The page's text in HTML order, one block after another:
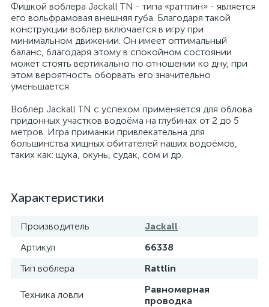
Фишкой воблера Jackall TN - типа «раттлин» - является
его вольфрамовая внешняя губа. Благодаря такой
конструкции воблер включается в игру при
минимальном движении. Он имеет оптимальный
баланс, благодаря этому в спокойном состоянии
может стоять вертикально по отношении ко дну, при
этом вероятность оборвать его значительно
уменьшается.
Воблер Jackall TN с успехом применяется для облова
придонных участков водоёма на глубинах от 2 до 5
метров. Игра приманки привлекательна для
большинства хищных обитателей наших водоёмов,
таких как: щука, окунь, судак, сом и др.
Характеристики
Производитель
Jackall
Артикул
66338
Тип воблера
Rattlin
Техника ловли
Равномерная
проводка